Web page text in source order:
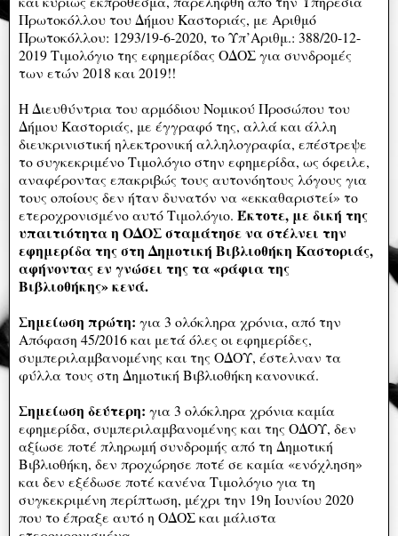
Πρωτοκόλλου του Δήμου Καστοριάς, με Αριθμό
Πρωτοκόλλου: 1293/19-6-2020, το Υπ’Αριθμ.: 388/20-12-
2019 Τιμολόγιο της εφημερίδας ΟΔΟΣ για συνδρομές
των ετών 2018 και 2019!!
Η Διευθύντρια του αρμόδιου Νομικού Προσώπου του
Δήμου Καστοριάς, με έγγραφό της, αλλά και άλλη
διευκρινιστική ηλεκτρονική αλληλογραφία, επέστρεψε
το συγκεκριμένο Τιμολόγιο στην εφημερίδα, ως όφειλε,
αναφέροντας επακριβώς τους αυτονόητους λόγους για
τους οποίους δεν ήταν δυνατόν να «εκκαθαριστεί» το
ετεροχρονισμένο αυτό Τιμολόγιο. Έκτοτε, με δική της
υπαιτιότητα η ΟΔΟΣ σταμάτησε να στέλνει την
εφημερίδα της στη Δημοτική Βιβλιοθήκη Καστοριάς,
αφήνοντας εν γνώσει της τα «ράφια της
Βιβλιοθήκης» κενά.
Σημείωση πρώτη: για 3 ολόκληρα χρόνια, από την
Απόφαση 45/2016 και μετά όλες οι εφημερίδες,
συμπεριλαμβανομένης και της ΟΔΟΥ, έστελναν τα
φύλλα τους στη Δημοτική Βιβλιοθήκη κανονικά.
Σημείωση δεύτερη: για 3 ολόκληρα χρόνια καμία
εφημερίδα, συμπεριλαμβανομένης και της ΟΔΟΥ, δεν
αξίωσε ποτέ πληρωμή συνδρομής από τη Δημοτική
Βιβλιοθήκη, δεν προχώρησε ποτέ σε καμία «ενόχληση»
και δεν εξέδωσε ποτέ κανένα Τιμολόγιο για τη
συγκεκριμένη περίπτωση, μέχρι την 19η Ιουνίου 2020
που το έπραξε αυτό η ΟΔΟΣ και μάλιστα